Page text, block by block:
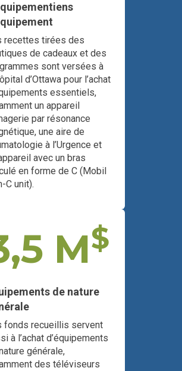
recettes tirées des
de cadeaux et des
sont versées à
d’Ottawa pour l’achat
essentiels,
un appareil
par résonance
une aire de
à l’Urgence et
avec un bras
en forme de C (Mobil
C unit).
M$
de nature
fonds recueillis servent
à l’achat d’équipements
générale,
des téléviseurs